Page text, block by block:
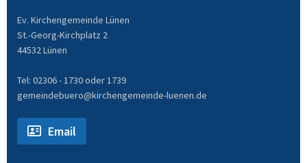
Ev. Kirchengemeinde Lünen
St.-Georg-Kirchplatz 2
44532 Lünen
Tel: 02306 - 1730 oder 1739
gemeindebuero@kirchengemeinde-luenen.de
Email